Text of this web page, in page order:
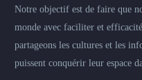
Notre objectif est de faire que
monde avec faciliter et
partageons les cultures et les
puissent conquérir leur espace